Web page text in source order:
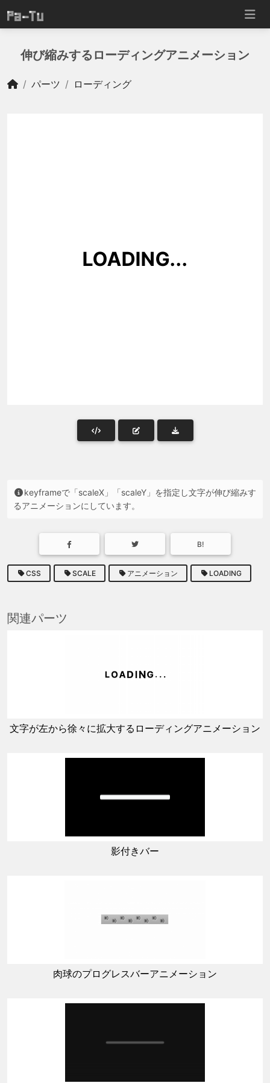
伸び縮みするローディングアニメーション
パーツ ローディング
keyframeで「scaleX」「scaleY」を指定し文字が伸び縮みす
るアニメーションにしています。
B!
CSS SCALE アニメーション LOADING
関連パーツ
文字が左から徐々に拡大するローディングアニメーション
影付きバー
肉球のプログレスバーアニメーション